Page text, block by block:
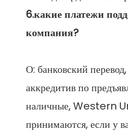
6.какие платежи
О: банковский
аккредитив по
наличные, Western
принимаются, если у